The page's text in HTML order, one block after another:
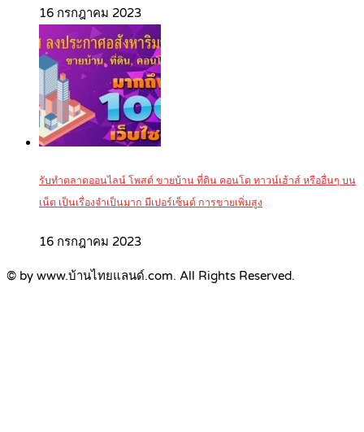
16 กรกฎาคม 2023
รับทำตลาดออนไลน์ โพสต์ ขายบ้าน ที่ดิน คอนโด ทาวน์เฮ้าส์ หรืออื่นๆ บน
เน็ต เป็นเรื่องจำเป็นมาก มีเปอร์เซ็นต์ การขายเพิ่มสูง
16 กรกฎาคม 2023
© by www.บ้านไทยแลนด์.com. All Rights Reserved.